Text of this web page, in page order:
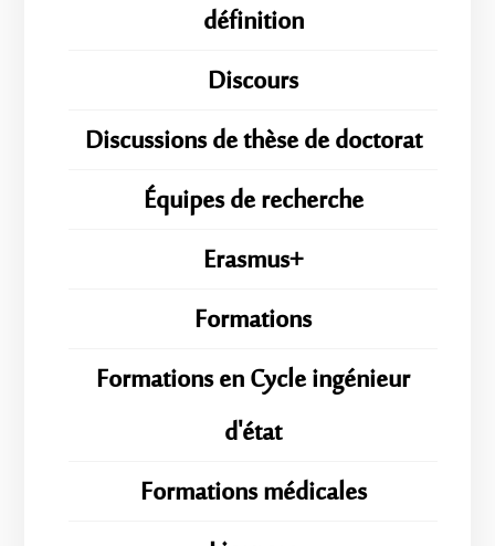
définition
Discours
Discussions de thèse de doctorat
Équipes de recherche
Erasmus+
Formations
Formations en Cycle ingénieur
d'état
Formations médicales